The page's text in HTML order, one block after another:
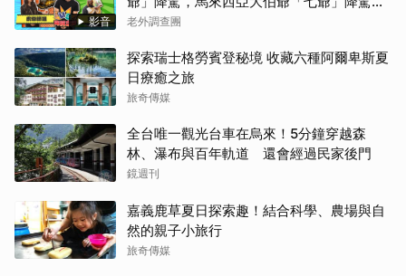
影音
當虎爺對上七爺，神明之間的較量究竟誰會
老外調查團
探索瑞士格勞賓登秘境 收藏六種阿爾卑斯夏
日療癒之旅
旅奇傳媒
全台唯一觀光台車在烏來！5分鐘穿越森
林、瀑布與百年軌道 還會經過民家後門
鏡週刊
嘉義鹿草夏日探索趣！結合科學、農場與自
然的親子小旅行
旅奇傳媒